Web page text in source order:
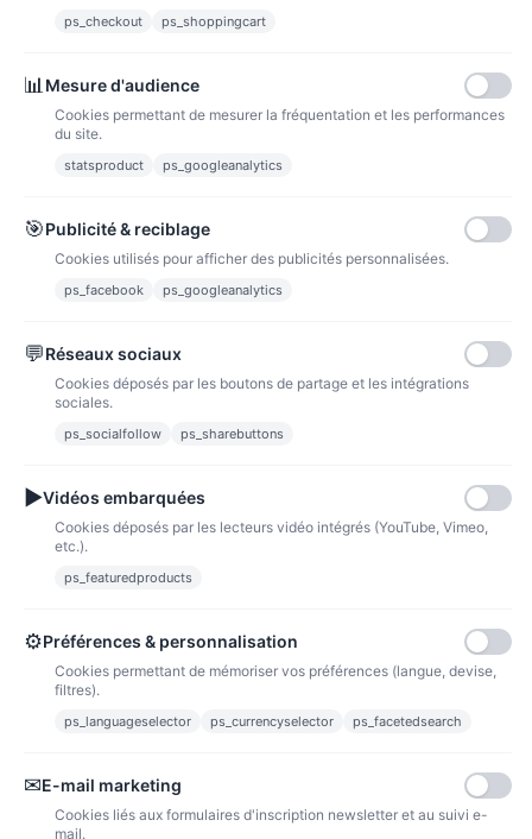
Paiements sécurisés via paypal et paypal 4 fois sans frais
Fidélité
bons de réductions.
Liens utiles
ps_checkout ps_shoppingcart
📊 Mesure d'audience
Cookies permettant de mesurer la fréquentation et les performances
du site.
statsproduct ps_googleanalytics
🎯Publicité & reciblage
Cookies utilisés pour afficher des publicités personnalisées.
ps_facebook ps_googleanalytics
💬Réseaux sociaux
Cookies déposés par les boutons de partage et les intégrations
sociales.
ps_socialfollow ps_sharebuttons
▶Vidéos embarquées
Cookies déposés par les lecteurs vidéo intégrés (YouTube, Vimeo,
etc.).
ps_featuredproducts
⚙Préférences & personnalisation
Cookies permettant de mémoriser vos préférences (langue, devise,
filtres).
ps_languageselector ps_currencyselector ps_facetedsearch
✉E-mail marketing
Cookies liés aux formulaires d'inscription newsletter et au suivi e-
mail.